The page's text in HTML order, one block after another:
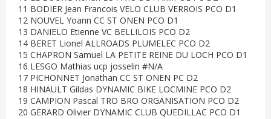
11 BODIER Jean Francois VELO CLUB VERROIS PCO D1
12 NOUVEL Yoann CC ST ONEN PCO D1
13 DANIELO Etienne VC BELLILOIS PCO D2
14 BERET Lionel ALLROADS PLUMELEC PCO D2
15 CHAPRON Samuel LA PETITE REINE DU LOCH PCO D1
16 LESGO Mathias ucp josselin #N/A
17 PICHONNET Jonathan CC ST ONEN PC D2
18 HINAULT Gildas DYNAMIC BIKE LOCMINE PCO D2
19 CAMPION Pascal TRO BRO ORGANISATION PCO D2
20 GERARD Olivier DYNAMIC CLUB QUEDILLAC PCO D1